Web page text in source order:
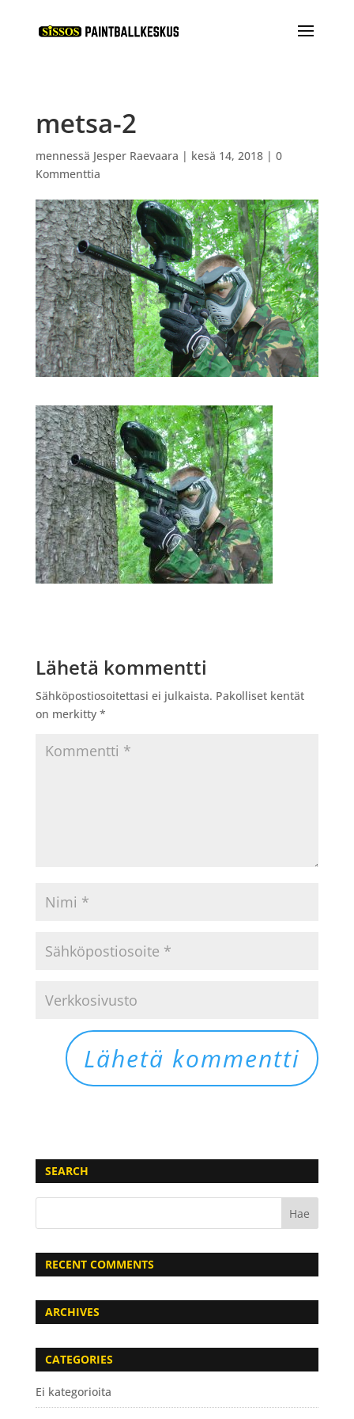
metsa-2
mennessä Jesper Raevaara | kesä 14, 2018| 0
Kommenttia
Lähetä kommentti
Sähköpostiosoitettasi ei julkaista. Pakolliset kentät
on merkitty *
SEARCH
RECENT COMMENTS
ARCHIVES
CATEGORIES
Ei kategorioita